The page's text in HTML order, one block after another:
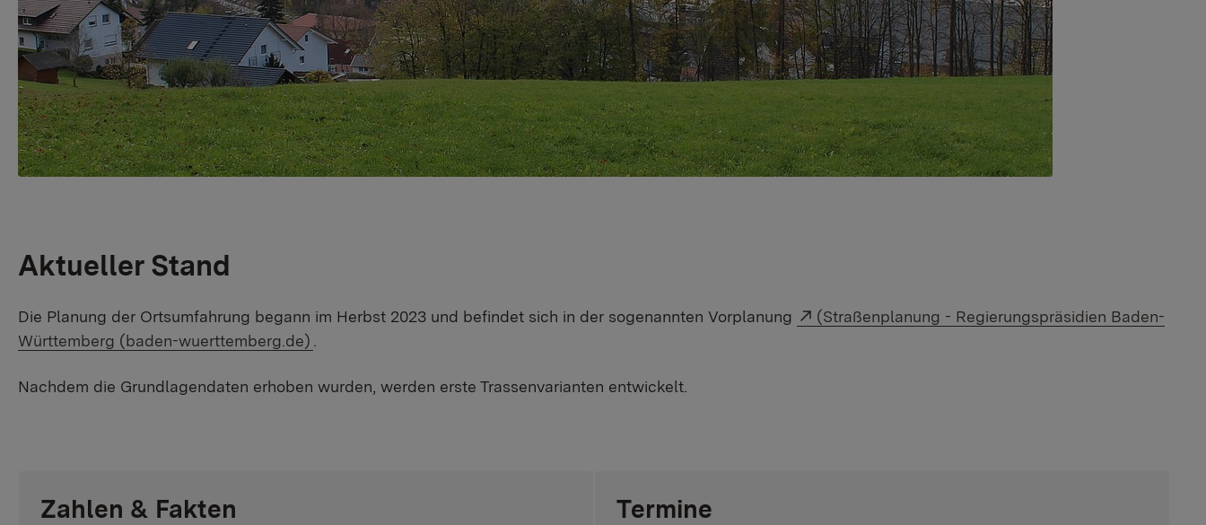
Aktueller Stand
Die Planung der Ortsumfahrung begann im Herbst 2023 und befindet sich in der sogenannten Vorplanung Externer Link:
(Straßenplanung - Regierungspräsidien Baden-
Württemberg (baden-wuerttemberg.de)
Nachdem die Grundlagendaten erhoben wurden, werden erste Trassenvarianten entwickelt.
Zahlen & Fakten Termine